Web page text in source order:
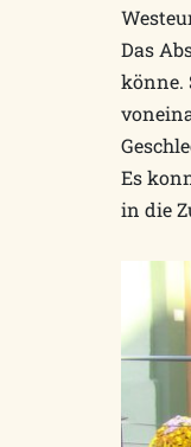
Das
könne.
Es
in die